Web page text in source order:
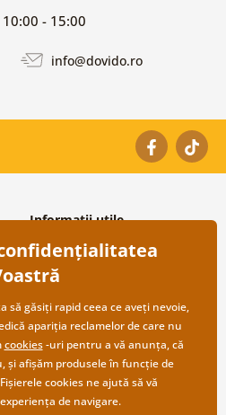
- 15:00
info@dovido.ro
Informații utile
Despre noi
Întrebări frecvente
Contacte
Cooperare angro
să găsiți rapid ceea ce aveți nevoie,
apariția reclamelor de care nu
cookies-uri pentru a vă anunța, că
și afișăm produsele în funcție de
cookies ne ajută să vă
de navigare.